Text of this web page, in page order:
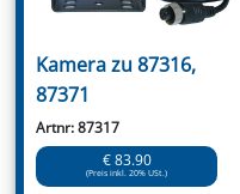
Kamera zu 87316,
87371
Artnr: 87317
€ 83.90
(Preis inkl. 20% USt.)